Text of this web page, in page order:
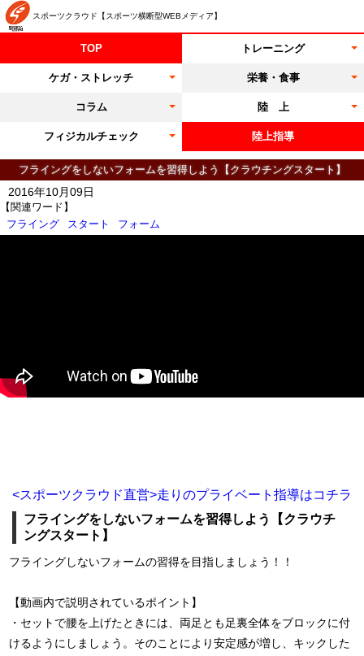
スポーツクラウド【スポーツ横断型WEBメディア】
TOP トレーニング
ケガ・ストレッチ 栄養・食事
コラム 陸 上
フィジカルチェック 陸上指導
フライングをしないフォームを習得しよう【クラウチングスタート】
【関連ワード】
フライング
スタート フォーム
2016年10月09日
<スポーツクラウド直営>走りのプライベート指導はコチラ
フライングをしないフォームを習得しよう【クラウチ
ングスタート】
フライングしないフォームの習得を目指しましょう！！
【動画内で説明されているポイント】
・セットで腰を上げたときには、両足とも足裏全体をブロックに付
けるようにしましょう。そのことにより安定感が増し、キックした